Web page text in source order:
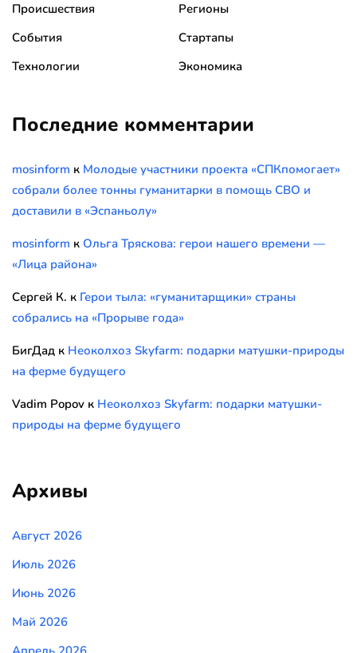
Происшествия
Регионы
События
Стартапы
Технологии
Экономика
Последние комментарии
mosinform к Молодые участники проекта «СПКпомогает»
собрали более тонны гуманитарки в помощь СВО и
доставили в «Эспаньолу»
mosinform к Ольга Тряскова: герои нашего времени —
«Лица района»
Сергей К. к Герои тыла: «гуманитарщики» страны
собрались на «Прорыве года»
БигДад к Неоколхоз Skyfarm: подарки матушки-природы
на ферме будущего
Vadim Popov к Неоколхоз Skyfarm: подарки матушки-
природы на ферме будущего
Архивы
Август 2026
Июль 2026
Июнь 2026
Май 2026